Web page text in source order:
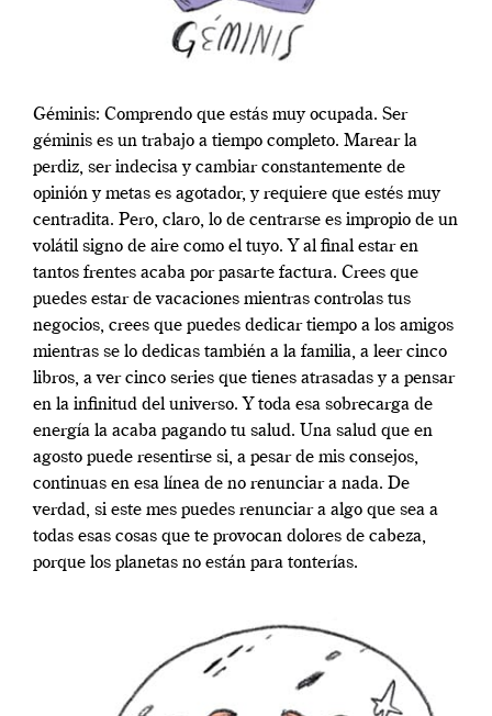
Géminis: Comprendo que estás muy ocupada. Ser
géminis es un trabajo a tiempo completo. Marear la
perdiz, ser indecisa y cambiar constantemente de
opinión y metas es agotador, y requiere que estés muy
centradita. Pero, claro, lo de centrarse es impropio de un
volátil signo de aire como el tuyo. Y al final estar en
tantos frentes acaba por pasarte factura. Crees que
puedes estar de vacaciones mientras controlas tus
negocios, crees que puedes dedicar tiempo a los amigos
mientras se lo dedicas también a la familia, a leer cinco
libros, a ver cinco series que tienes atrasadas y a pensar
en la infinitud del universo. Y toda esa sobrecarga de
energía la acaba pagando tu salud. Una salud que en
agosto puede resentirse si, a pesar de mis consejos,
continuas en esa línea de no renunciar a nada. De
verdad, si este mes puedes renunciar a algo que sea a
todas esas cosas que te provocan dolores de cabeza,
porque los planetas no están para tonterías.